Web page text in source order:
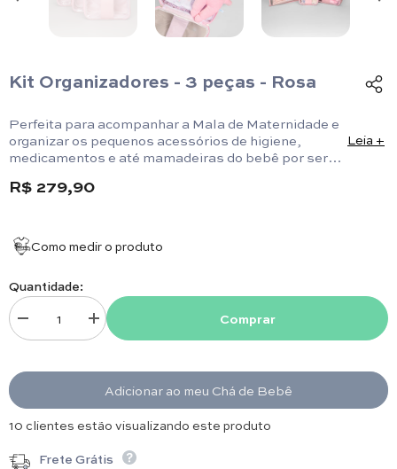
Kit Organizadores - 3 peças - Rosa
Perfeita para acompanhar a Mala de Maternidade e
organizar os pequenos acessórios de higiene,
medicamentos e até mamadeiras do bebê por ser
Tamanho da peça:
Leia +
R$ 279,90
Como medir o produto
Quantidade:
Diminuir quantidade para Kit Organizadores - 3 peças - Rosa
Aumentar quantidade para Kit Organizadores - 3 peças -
Comprar
Adicionar ao meu Chá de Bebê
18 clientes estão visualizando este produto
Frete Grátis